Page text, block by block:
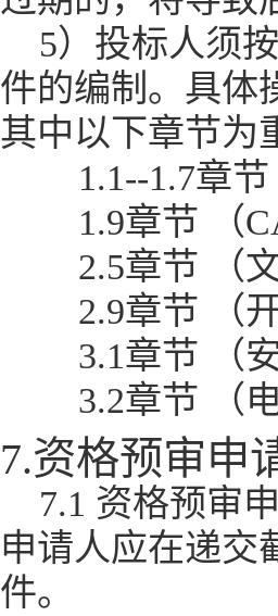
5）投标人须
件的编制。具体
其中以下章节为
1.1--1.7章
1.9章节 （
2.5章节 （
2.9章节 （
3.1章节 （
3.2章节 （
7.资格预审申
7.1 资格预审
申请人应在递交
件。